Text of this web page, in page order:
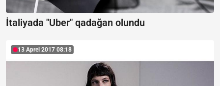
İtaliyada "Uber" qadağan olundu
13 Aprel 2017 08:18